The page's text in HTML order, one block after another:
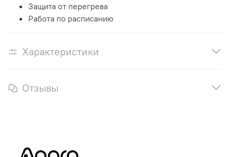
Защита от перегрева
Работа по расписанию
Характеристики
Отзывы